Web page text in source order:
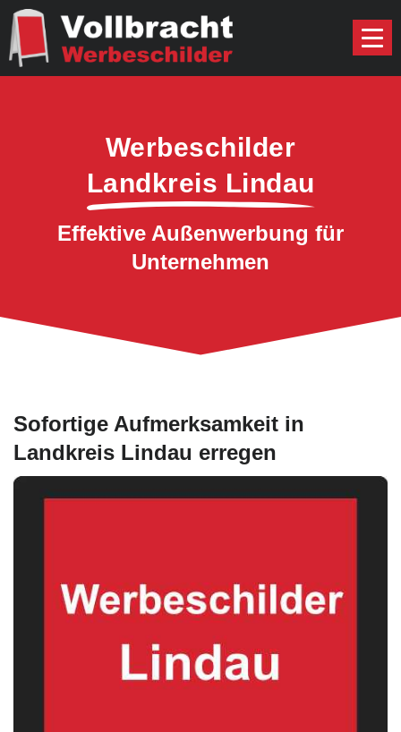
Werbeschilder
Landkreis Lindau
Effektive Außenwerbung für
Unternehmen
Sofortige Aufmerksamkeit in
Landkreis Lindau erregen